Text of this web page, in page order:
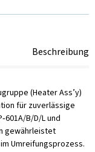
Beschreibung
(Heater Ass’y)
für zuverlässige
B/D/L und
gewährleistet
Umreifungsprozess.